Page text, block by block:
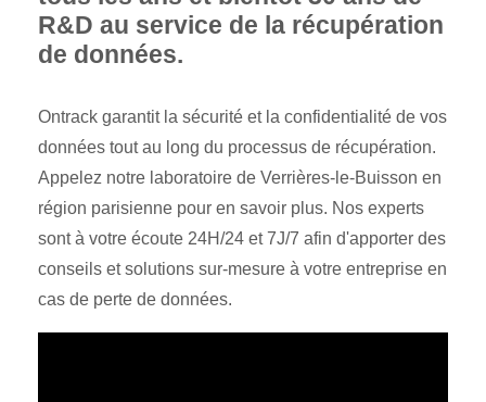
R&D au service de la récupération
de données.
Ontrack garantit la sécurité et la confidentialité de vos
données tout au long du processus de récupération.
Appelez notre laboratoire de Verrières-le-Buisson en
région parisienne pour en savoir plus. Nos experts
sont à votre écoute 24H/24 et 7J/7 afin d'apporter des
conseils et solutions sur-mesure à votre entreprise en
cas de perte de données.